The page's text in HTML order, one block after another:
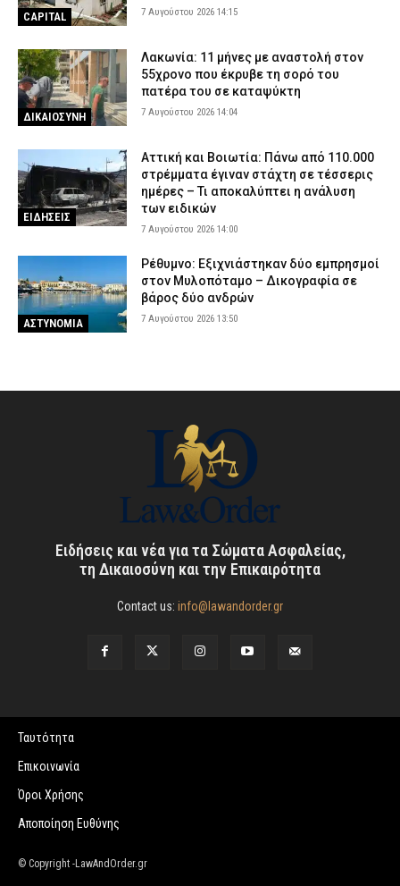
CAPITAL 7 Αυγούστου 2026 14:15
ΔΙΚΑΙΟΣΥΝΗ
Λακωνία: 11 μήνες με αναστολή στον
55χρονο που έκρυβε τη σορό του
πατέρα του σε καταψύκτη
7 Αυγούστου 2026 14:04
ΕΙΔΗΣΕΙΣ
Αττική και Βοιωτία: Πάνω από 110.000
στρέμματα έγιναν στάχτη σε τέσσερις
ημέρες – Τι αποκαλύπτει η ανάλυση
των ειδικών
7 Αυγούστου 2026 14:00
ΑΣΤΥΝΟΜΙΑ
Ρέθυμνο: Εξιχνιάστηκαν δύο εμπρησμοί
στον Μυλοπόταμο – Δικογραφία σε
βάρος δύο ανδρών
7 Αυγούστου 2026 13:50
Ειδήσεις και νέα για τα Σώματα Ασφαλείας,
τη Δικαιοσύνη και την Επικαιρότητα
Contact us: info@lawandorder.gr
Ταυτότητα
Επικοινωνία
Όροι Χρήσης
Αποποίηση Ευθύνης
© Copyright -LawAndOrder.gr